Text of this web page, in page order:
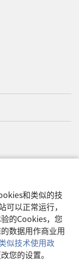
和类似的技
以正常运行，
的Cookies，您
数据用作商业用
似技术使用政
您的设置。
of Pennsylvania.
设置